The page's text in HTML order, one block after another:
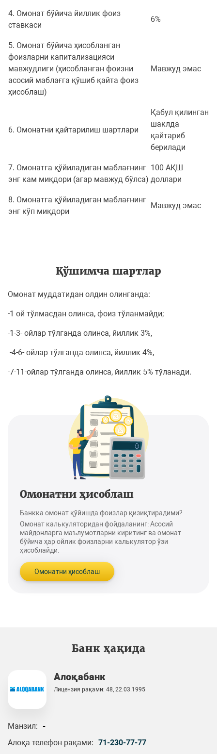
4. Омонат бўйича йиллик фоиз
ставкаси
6%
5. Омонат бўйича ҳисобланган
фоизларни капитализацияси
мавжудлиги (ҳисобланган фоизни
асосий маблағга қўшиб қайта фоиз
ҳисоблаш)
Мавжуд эмас
6. Омонатни қайтарилиш шартлари
Қабул қилинган
шаклда
қайтариб
берилади
7. Омонатга қўйиладиган маблағнинг
энг кам миқдори (агар мавжуд бўлса)
100 АҚШ
доллари
8. Омонатга қўйиладиган маблағнинг
энг кўп миқдори
Мавжуд эмас
Қўшимча шартлар
Омонат муддатидан олдин олинганда:
-1 ой тўлмасдан олинса, фоиз тўланмайди;
-1-3- ойлар тўлганда олинса, йиллик 3%,
-4-6- ойлар тўлганда олинса, йиллик 4%,
-7-11-ойлар тўлганда олинса, йиллик 5% тўланади.
Омонатни ҳисоблаш
Банкка омонат қўйишда фоизлар қизиқтирадими?
Омонат калькуляторидан фойдаланинг: Асосий
майдонларга маълумотларни киритинг ва омонат
бўйича ҳар ойлик фоизларни калькулятор ўзи
ҳисоблайди.
Омонатни ҳисоблаш
Банк ҳақида
Алоқабанк
Лицензия рақами: 48, 22.03.1995
Манзил: -
Алоқа телефон рақами: 71-230-77-77